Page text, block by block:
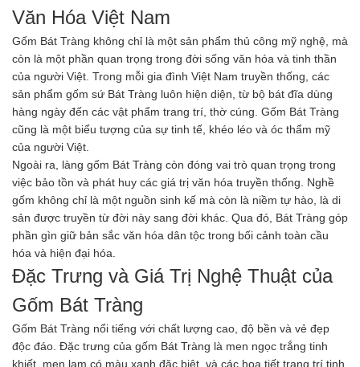
Thiết bị phòng thí nghiệm
HÓA CHẤT NÔNG NGHIỆP
Nguyên liệu phân bón
Chế phẩm sinh học
Nguyên liệu chăn nuôi
HÓA CHẤT XÂY DỰNG
Chống thấm sika
Silicone Dow Corning
Silicone KCC
Silicone Apollo
Silicone Kingbond
Silicone Shinetsu
Keo Silicone
Hóa chất khác
Giới Thiệu
Đối tác
Quy trình sản xuất
Tin tức
VMC GROUP
Ngành Hóa Chất
Văn Hóa Việt Nam
Gốm Bát Tràng không chỉ là một sản phẩm thủ công mỹ nghệ, mà
còn là một phần quan trọng trong đời sống văn hóa và tinh thần
của người Việt. Trong mỗi gia đình Việt Nam truyền thống, các
sản phẩm gốm sứ Bát Tràng luôn hiện diện, từ bộ bát đĩa dùng
hàng ngày đến các vật phẩm trang trí, thờ cúng. Gốm Bát Tràng
cũng là một biểu tượng của sự tinh tế, khéo léo và óc thẩm mỹ
của người Việt.
Ngoài ra, làng gốm Bát Tràng còn đóng vai trò quan trọng trong
việc bảo tồn và phát huy các giá trị văn hóa truyền thống. Nghề
gốm không chỉ là một nguồn sinh kế mà còn là niềm tự hào, là di
sản được truyền từ đời này sang đời khác. Qua đó, Bát Tràng góp
phần gìn giữ bản sắc văn hóa dân tộc trong bối cảnh toàn cầu
hóa và hiện đại hóa.
Đặc Trưng và Giá Trị Nghệ Thuật của
Gốm Bát Tràng
Gốm Bát Tràng nổi tiếng với chất lượng cao, độ bền và vẻ đẹp
độc đáo. Đặc trưng của gốm Bát Tràng là men ngọc trắng tinh
khiết, men lam có màu xanh đặc biệt, và các họa tiết trang trí tinh